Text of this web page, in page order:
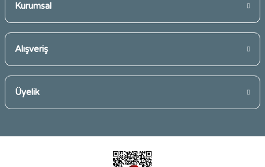
Kurumsal
Alışveriş
Üyelik